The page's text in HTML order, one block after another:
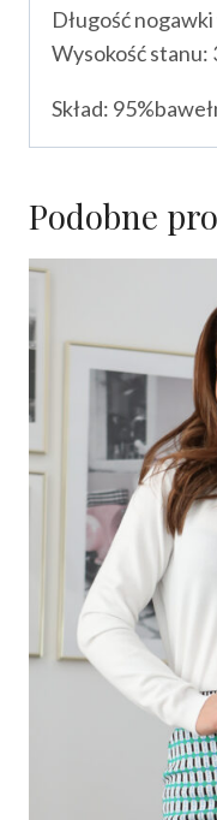
Długość
Wysokość stanu:
Skład:
Podobne